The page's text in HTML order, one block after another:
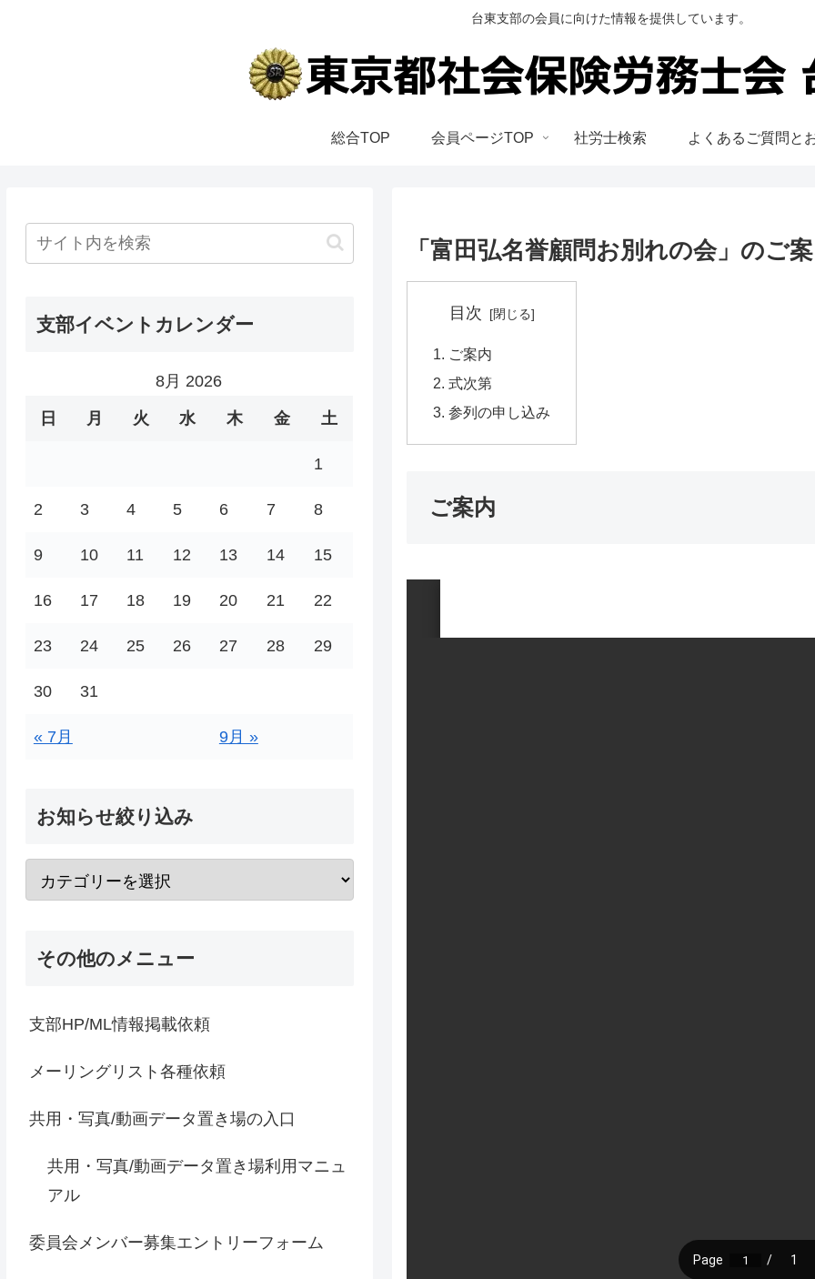
台東支部の会員に向けた情報を提供しています。
総合TOP 会員ページTOP 社労士検索 よくあるご質問と
「富田弘名誉顧問お別れの会」のご
目次
ご案内
式次第
参列の申し込み
ご案内
支部イベントカレンダー
8月 2026
日 月 火 水 木 金 土
1
2 3 4 5 6 7 8
9 10 11 12 13 14 15
16 17 18 19 20 21 22
23 24 25 26 27 28 29
30 31
« 7月 9月 »
お知らせ絞り込み
その他のメニュー
支部HP/ML情報掲載依頼
メーリングリスト各種依頼
共用・写真/動画データ置き場の入口
共用・写真/動画データ置き場利用マニュ
アル
委員会メンバー募集エントリーフォーム